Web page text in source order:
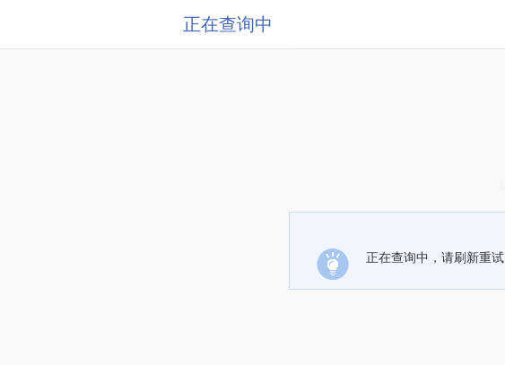
正在查询中
正在查询中，请刷新重试